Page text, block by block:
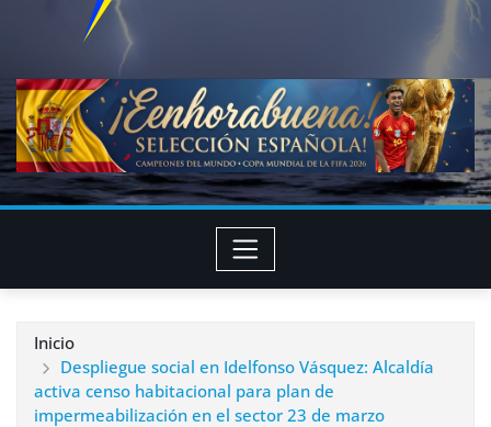
Inicio
Despliegue social en Idelfonso Vásquez: Alcaldía
activa censo habitacional para plan de
impermeabilización en el sector 23 de marzo